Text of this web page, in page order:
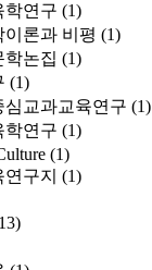
학연구 (1)
이론과 비평 (1)
학논집 (1)
(1)
심교과교육연구 (1)
학연구 (1)
(1)
구지 (1)